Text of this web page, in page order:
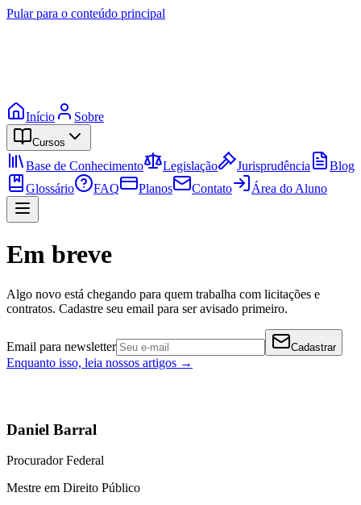
Pular para o conteúdo principal
Início Sobre
Cursos
Base de Conhecimento Legislação Jurisprudência
Blog
Glossário
FAQ Planos Contato Área do Aluno
Em breve
Algo novo está chegando para quem trabalha com licitações e
contratos. Cadastre seu email para ser avisado primeiro.
Email para newsletter Cadastrar
Enquanto isso, leia nossos artigos →
Daniel Barral
Procurador Federal
Mestre em Direito Público